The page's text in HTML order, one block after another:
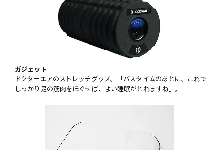
ガジェット
ドクターエアのストレッチグッズ。「バスタイムのあとに、これで
しっかり足の筋肉をほぐせば、よい睡眠がとれますね」。